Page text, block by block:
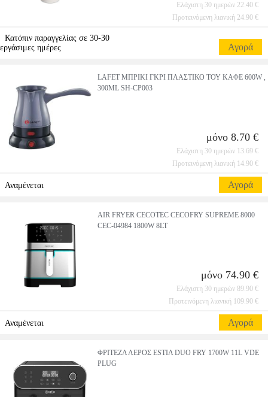
Ελάχιστη 30 ημερών 22.40 €
Προτεινόμενη λιανική 24.90 €
Κατόπιν παραγγελίας σε 30-30
εργάσιμες ημέρες
Αγορά
LAFET ΜΠΡΙΚΙ ΓΚΡΙ ΠΛΑΣΤΙΚΟ ΤΟΥ ΚΑΦΕ 600W ,
300ML SH-CP003
μόνο 8.70 €
Ελάχιστη 30 ημερών 13.69 €
Προτεινόμενη λιανική 14.90 €
Αναμένεται Αγορά
AIR FRYER CECOTEC CECOFRY SUPREME 8000
CEC-04984 1800W 8LT
μόνο 74.90 €
Ελάχιστη 30 ημερών 89.90 €
Προτεινόμενη λιανική 109.90 €
Αναμένεται Αγορά
ΦΡΙΤΕΖΑ ΑΕΡΟΣ ESTIA DUO FRY 1700W 11L VDE
PLUG